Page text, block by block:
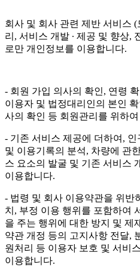
회사 및 회사 관련 제반 서비스
리, 서비스 개발 ∙ 제공 및 향상,
로만 개인정보를 이용합니다.
- 회원 가입 의사의 확인, 연령
이용자 및 법정대리인의 본인
사의 확인 등 회원관리를 위하
- 기존 서비스 제공에 더하여,
및 이용기록의 분석, 차량에 관
스 요소의 발굴 및 기존 서비스
이용합니다.
- 법령 및 회사 이용약관을 위반
치, 부정 이용 행위를 포함하여
을 주는 행위에 대한 방지 및 제
약관 개정 등의 고지사항 전달,
원처리 등 이용자 보호 및 서비
이용합니다.